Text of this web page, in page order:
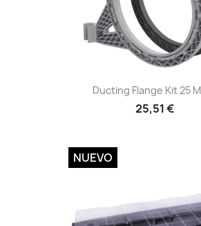
 Vista rápida
Ducting Flange Kit 25
25,51 €
NUEVO